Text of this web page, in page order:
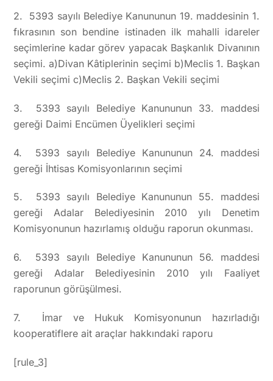
2. 5393 sayılı Belediye Kanununun 19. maddesinin 1.
fıkrasının son bendine istinaden ilk mahalli idareler
seçimlerine kadar görev yapacak Başkanlık Divanının
seçimi. a)Divan Kâtiplerinin seçimi b)Meclis 1. Başkan
Vekili seçimi c)Meclis 2. Başkan Vekili seçimi
3. 5393 sayılı Belediye Kanununun 33. maddesi
gereği Daimi Encümen Üyelikleri seçimi
4. 5393 sayılı Belediye Kanununun 24. maddesi
gereği İhtisas Komisyonlarının seçimi
5. 5393 sayılı Belediye Kanununun 55. maddesi
gereği Adalar Belediyesinin 2010 yılı Denetim
Komisyonunun hazırlamış olduğu raporun okunması.
6. 5393 sayılı Belediye Kanununun 56. maddesi
gereği Adalar Belediyesinin 2010 yılı Faaliyet
raporunun görüşülmesi.
7. İmar ve Hukuk Komisyonunun hazırladığı
kooperatiflere ait araçlar hakkındaki raporu
[rule_3]